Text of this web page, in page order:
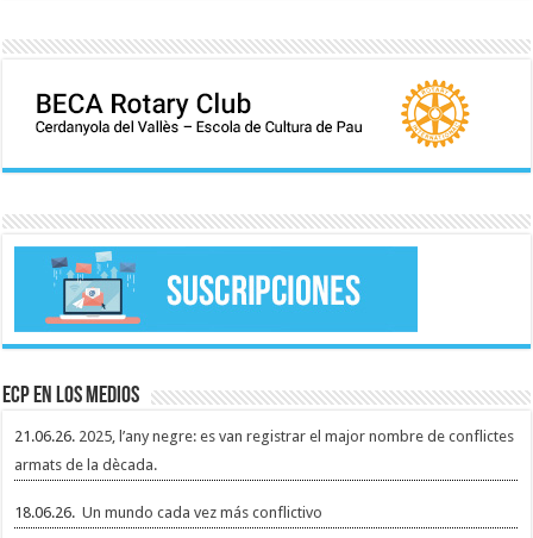
ECP en los medios
21.06.26. 2025, l’any negre: es van registrar el major nombre de conflictes
armats de la dècada.
18.06.26.Un mundo cada vez más conflictivo